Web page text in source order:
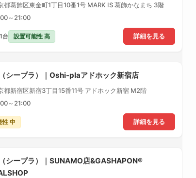
都葛飾区東金町1丁目10番1号 MARK IS 葛飾かなまち 3階
～21:00
詳細を見る
台 設置可能性 高
シープラ）｜Oshi-plaアドホック新宿店
都新宿区新宿3丁目15番11号 アドホック新宿 M2階
～21:00
詳細を見る
性 中
シープラ）｜SUNAMO店&GASHAPON®